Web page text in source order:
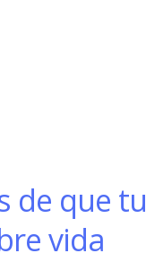
de que tu
vida